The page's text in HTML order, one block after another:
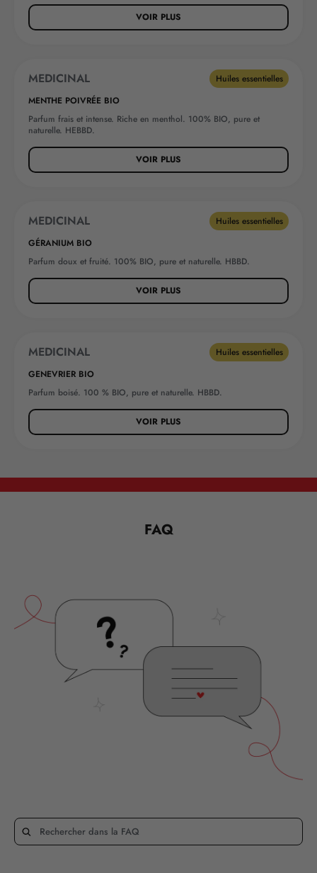
VOIR PLUS
BEST-SELLER
MEDICINAL
Huiles essentielles
MENTHE POIVRÉE BIO
Parfum frais et intense. Riche en menthol. 100% BIO, pure et
naturelle. HEBBD.
VOIR PLUS
MEDICINAL
Huiles essentielles
GÉRANIUM BIO
Parfum doux et fruité. 100% BIO, pure et naturelle. HBBD.
VOIR PLUS
MEDICINAL
Huiles essentielles
GENEVRIER BIO
Parfum boisé. 100 % BIO, pure et naturelle. HBBD.
VOIR PLUS
FAQ